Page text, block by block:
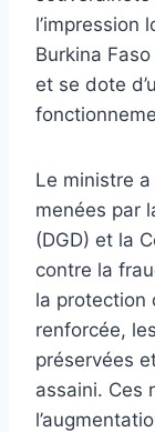
l’impression
Burkina
et se dote
Le ministre
menées par
(DGD) et la
contre la
la protection
renforcée,
préservées
assaini. Ces